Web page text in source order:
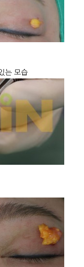
는 모습